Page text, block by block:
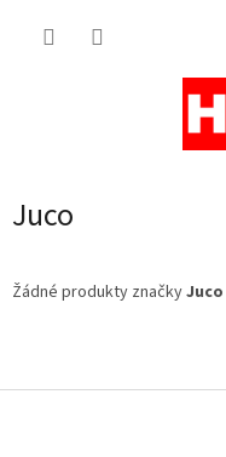
Juco
Žádné produkty značkyJuco
á